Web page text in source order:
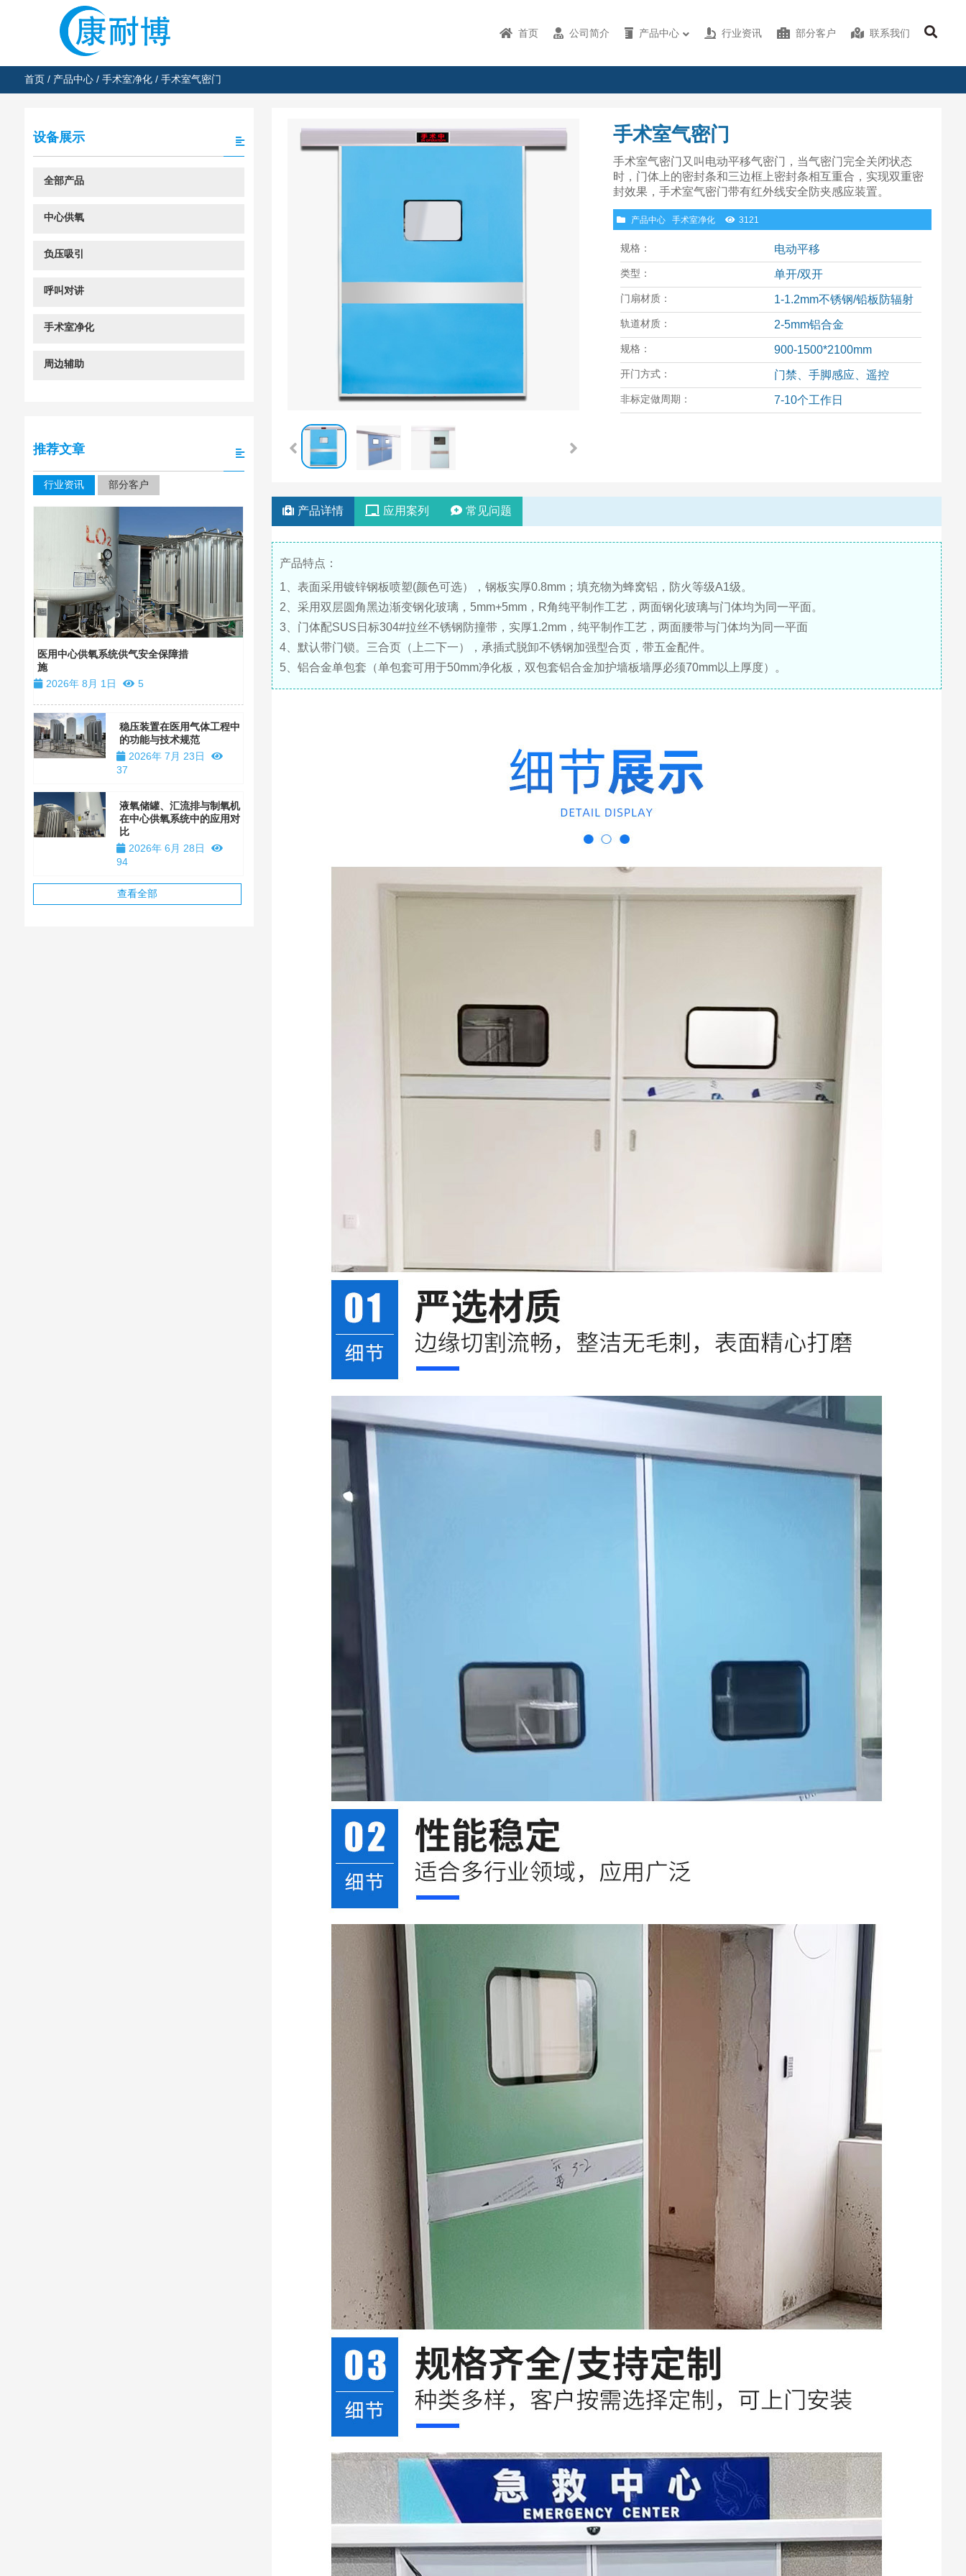
首页 公司简介 产品中心 行业资讯 部分客户 联系我们
首页/ 产品中心/ 手术室净化/ 手术室气密门
手术室气密门
手术室气密门又叫电动平移气密门，当气密门完全关闭状态
时，门体上的密封条和三边框上密封条相互重合，实现双重密
封效果，手术室气密门带有红外线安全防夹感应装置。
产品中心 手术室净化 3121
规格： 电动平移
类型： 单开/双开
门扇材质： 1-1.2mm不锈钢/铅板防辐射
轨道材质： 2-5mm铝合金
规格： 900-1500*2100mm
开门方式： 门禁、手脚感应、遥控
非标定做周期： 7-10个工作日
产品详情 应用案列 常见问题
产品特点：
1、表面采用镀锌钢板喷塑(颜色可选），钢板实厚0.8mm；填充物为蜂窝铝，防火等级A1级。
2、采用双层圆角黑边渐变钢化玻璃，5mm+5mm，R角纯平制作工艺，两面钢化玻璃与门体均为同一平面。
3、门体配SUS日标304#拉丝不锈钢防撞带，实厚1.2mm，纯平制作工艺，两面腰带与门体均为同一平面
4、默认带门锁。三合页（上二下一），承插式脱卸不锈钢加强型合页，带五金配件。
5、铝合金单包套（单包套可用于50mm净化板，双包套铝合金加护墙板墙厚必须70mm以上厚度）。
设备展示
全部产品
中心供氧
负压吸引
呼叫对讲
手术室净化
周边辅助
推荐文章
行业资讯 部分客户
医用中心供氧系统供气安全保障措
施
2026年 8月 1日
5
稳压装置在医用气体工程中
的功能与技术规范
2026年 7月 23日
37
液氧储罐、汇流排与制氧机
在中心供氧系统中的应用对
比
2026年 6月 28日
94
查看全部
四川大学华西口腔医院医用气体工程设备安
装
2026年 1月 17日
2825
查看全部